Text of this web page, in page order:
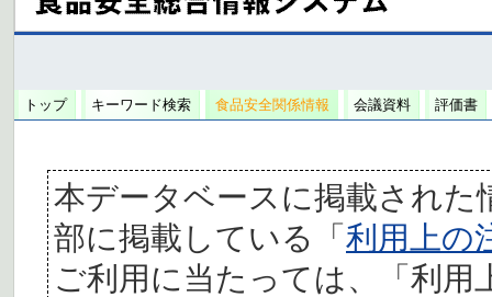
トップ キーワード検索 食品安全関係情報 会議資料 評価書
本データベースに掲載された
部に掲載している「利用上の
ご利用に当たっては、「利